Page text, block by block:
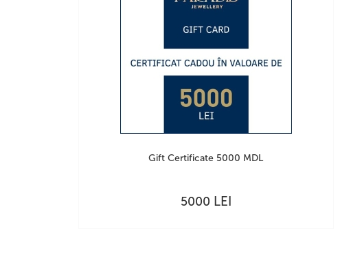
Gift Certificate 5000 MDL
5000 LEI